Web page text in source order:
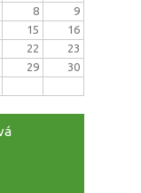
8
9
15
16
22
23
29
30